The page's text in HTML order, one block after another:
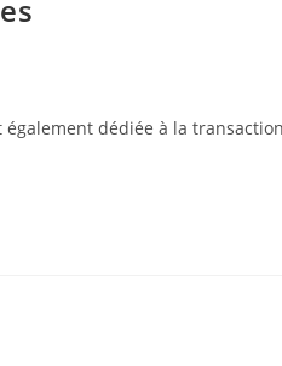
dédiée à la